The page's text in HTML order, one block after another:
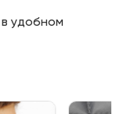
удобном